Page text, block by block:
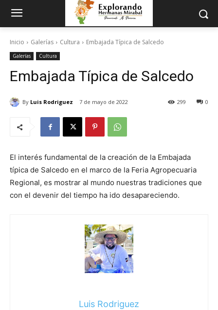
Inicio Galerías Cultura Embajada Típica de Salcedo
Galerías Cultura
Embajada Típica de Salcedo
By Luis Rodriguez 7 de mayo de 2022 0
299
El interés fundamental de la creación de la Embajada
típica de Salcedo en el marco de la Feria Agropecuaria
Regional, es mostrar al mundo nuestras tradiciones que
con el devenir del tiempo ha ido desapareciendo.
Luis Rodriguez